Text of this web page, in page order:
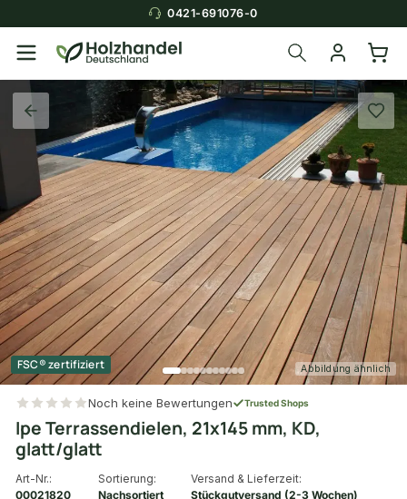
0421-691076-0
FSC® zertifiziert Abbildung ähnlich
Noch keine Bewertungen Trusted Shops
Ipe Terrassendielen, 21x145 mm, KD,
glatt/glatt
Art-Nr.:
00021820
Sortierung:
Nachsortiert
Versand & Lieferzeit:
Stückgutversand (2-3 Wochen)